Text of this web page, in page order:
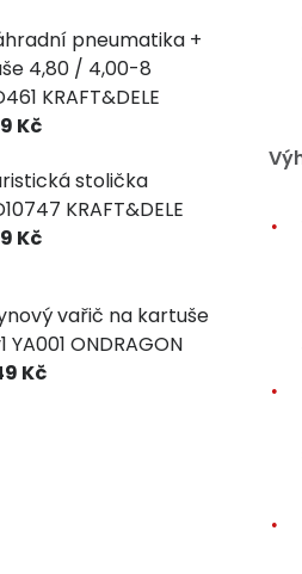
pneumatika +
4,80 / 4,00-8
KRAFT&DELE
Kč
stolička
KRAFT&DELE
Kč
vařič na kartuše
YA001 ONDRAGON
Kč